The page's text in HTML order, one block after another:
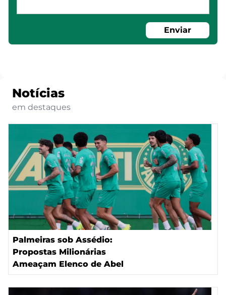
Enviar
Notícias
em destaques
Palmeiras sob Assédio:
Propostas Milionárias
Ameaçam Elenco de Abel